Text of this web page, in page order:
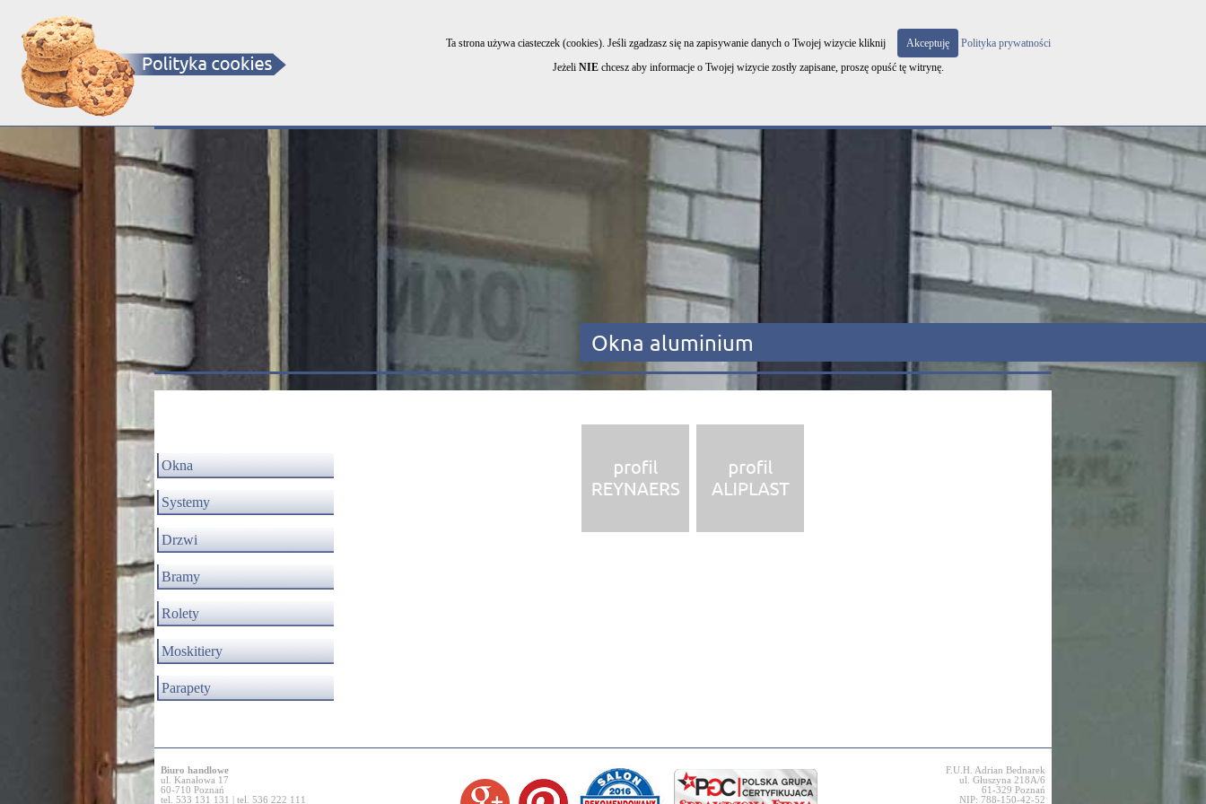
Strona główna | O firmie | Oferta | Realizacje | Kontakt
Okna aluminium
Okna
Systemy
Drzwi
Bramy
Rolety
Moskitiery
Parapety
Biuro handlowe
ul. Kanałowa 17
60-710 Poznań
tel. 533 131 131 | tel. 536 222 111
F.U.H. Adrian Bednarek
ul. Głuszyna 218A/6
61-329 Poznań
NIP: 788-150-42-52
Ta strona używa ciasteczek (cookies). Jeśli zgadzasz się na zapisywanie danych o Twojej wizycie kliknij Akceptuję
Polityka prywatności
Jeżeli NIEchcesz aby informacje o Twojej wizycie zostły zapisane, proszę opuść tę witrynę.